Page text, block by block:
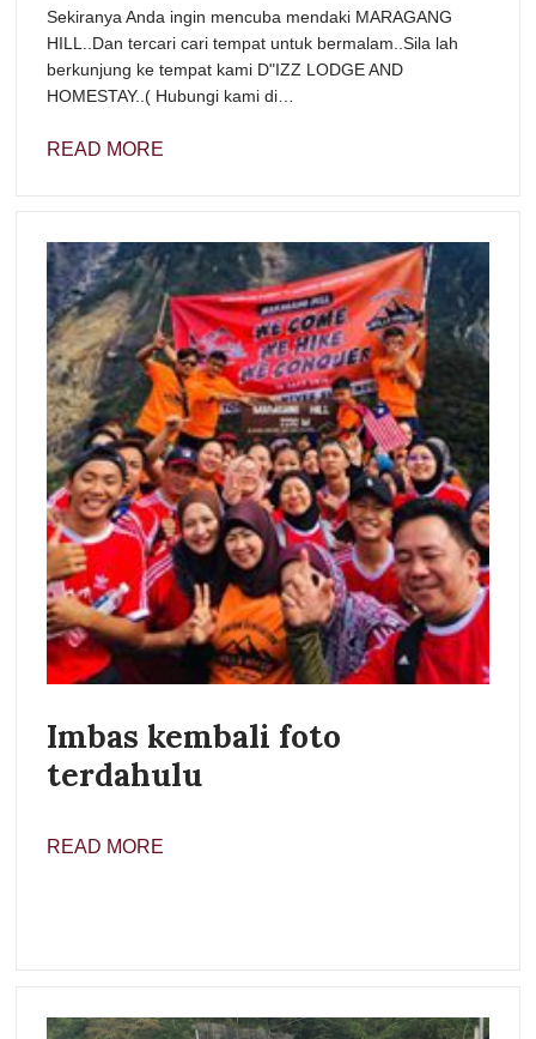
Sekiranya Anda ingin mencuba mendaki MARAGANG
HILL..Dan tercari cari tempat untuk bermalam..Sila lah
berkunjung ke tempat kami D"IZZ LODGE AND
HOMESTAY..( Hubungi kami di…
READ MORE
Imbas kembali foto
terdahulu
READ MORE